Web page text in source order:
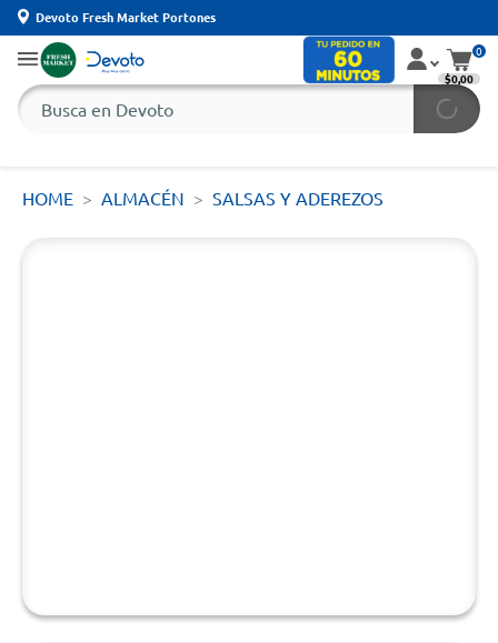
Devoto Fresh Market Portones
0
$0,00
HOME ALMACÉN SALSAS Y ADEREZOS